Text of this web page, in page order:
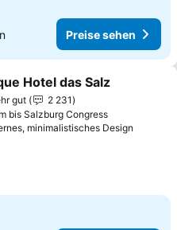
Preise sehen
Favoriten hinzufügen
Hotel das Salz
gut
2 231
bis Salzburg Congress
minimalistisches Design